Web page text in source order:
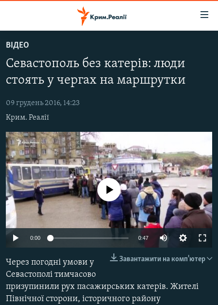
до
основного
матеріалу
до
навігації
Перейти
до
пошуку
НОВИНИ
ВОДА.КРИМ
ВІДЕО ТА ФОТО
ПОЛІТИКА
БЛОГИ
ПОГЛЯД
ІНТЕРВ'Ю
ВСЕ ЗА ДЕНЬ
СПЕЦПРОЕКТИ
ДЕПОРТАЦІЯ
ВІДЕОУРОКИ «ELIFBE»
УКРАЇНСЬКА ПРОБЛЕМА КРИМУ
ЯК ОБІЙТИ БЛОКУВАННЯ
Русский
ДОЛУЧАЙСЯ!
ВІДЕО
Севастополь без катерів: люди
стоять у чергах на маршрутки
09 грудень 2016, 14:23
Крим. Реалії
No media source currently available
0:00 0:47
Завантажити на комп'ютер
Через погодні умови у
Севастополі тимчасово
призупинили рух пасажирських катерів. Жителі
Північної сторони, історичного району